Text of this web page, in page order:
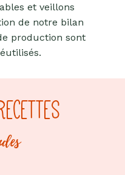
et veillons
de notre bilan
production sont